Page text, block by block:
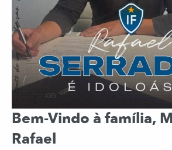
Bem-Vindo à família,
Rafael